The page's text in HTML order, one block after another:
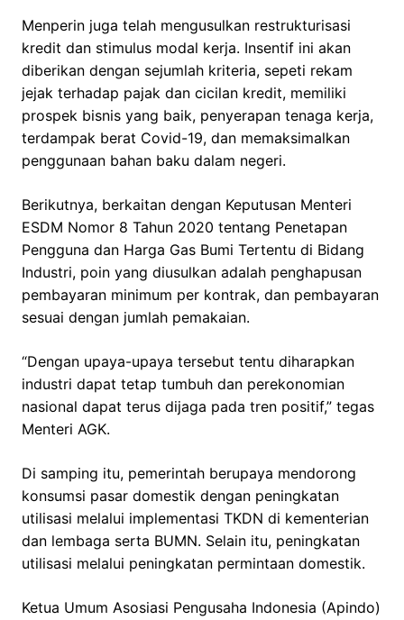
Menperin juga telah mengusulkan restrukturisasi
kredit dan stimulus modal kerja. Insentif ini akan
diberikan dengan sejumlah kriteria, sepeti rekam
jejak terhadap pajak dan cicilan kredit, memiliki
prospek bisnis yang baik, penyerapan tenaga kerja,
terdampak berat Covid-19, dan memaksimalkan
penggunaan bahan baku dalam negeri.
Berikutnya, berkaitan dengan Keputusan Menteri
ESDM Nomor 8 Tahun 2020 tentang Penetapan
Pengguna dan Harga Gas Bumi Tertentu di Bidang
Industri, poin yang diusulkan adalah penghapusan
pembayaran minimum per kontrak, dan pembayaran
sesuai dengan jumlah pemakaian.
“Dengan upaya-upaya tersebut tentu diharapkan
industri dapat tetap tumbuh dan perekonomian
nasional dapat terus dijaga pada tren positif,” tegas
Menteri AGK.
Di samping itu, pemerintah berupaya mendorong
konsumsi pasar domestik dengan peningkatan
utilisasi melalui implementasi TKDN di kementerian
dan lembaga serta BUMN. Selain itu, peningkatan
utilisasi melalui peningkatan permintaan domestik.
Ketua Umum Asosiasi Pengusaha Indonesia (Apindo)